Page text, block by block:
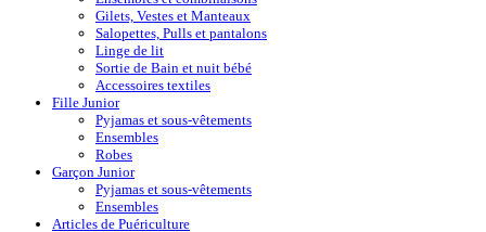
Gilets, Vestes et Manteaux
Salopettes, Pulls et pantalons
Linge de lit
Sortie de Bain et nuit bébé
Accessoires textiles
Fille Junior
Pyjamas et sous-vêtements
Ensembles
Robes
Garçon Junior
Pyjamas et sous-vêtements
Ensembles
Articles de Puériculture